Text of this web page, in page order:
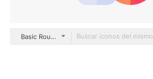
Basic Rounded Flat